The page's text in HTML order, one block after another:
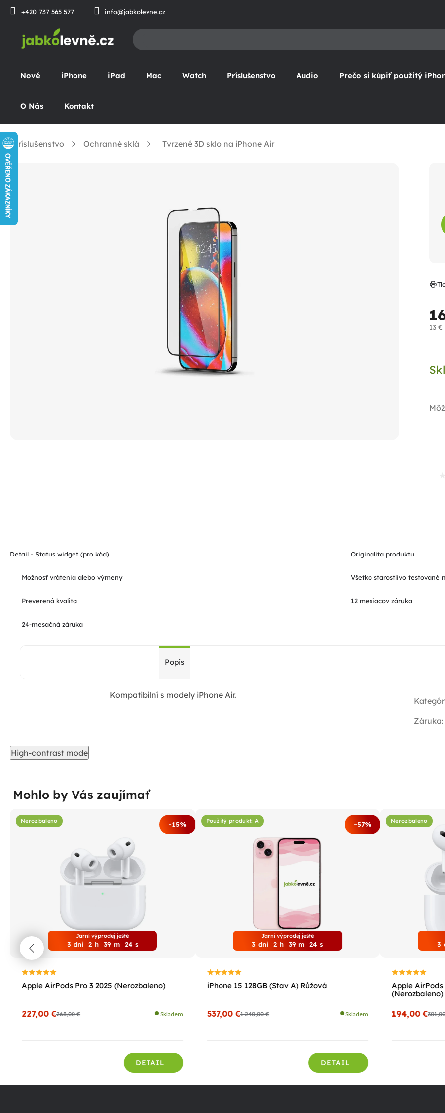
Prejsť
+420 737 565 577 info@jabkolevne.cz
Nové iPhone iPad Mac Watch Príslušenstvo Audio Prečo si kúpiť použitý
O Nás Kontakt
Príslušenstvo Ochranné sklá Tvrzené 3D sklo na iPhone Air
13 €
Detail - Status widget (pro kód) Originalita produktu
Možnosť vrátenia alebo výmeny Všetko starostlivo testované
Preverená kvalita 12 mesiacov záruka
24-mesačná záruka
Popis
Kompatibilní s modely iPhone Air.
Záruka:
High-contrast mode
Mohlo by Vás zaujímať
Nerozbaleno -15%
Jarní výprodej ještě
3 dni 2 h 39 m 22 s
Apple AirPods Pro 3 2025 (Nerozbaleno)
268,00 €
227,00 € Skladem
DETAIL
Použitý produkt: A -57%
Jarní výprodej ještě
3 dni 2 h 39 m 22 s
iPhone 15 128GB (Stav A) Růžová
1 240,00 €
537,00 € Skladem
DETAIL
Nerozbaleno
3
Apple AirPods
(Nerozbaleno)
194,00 €